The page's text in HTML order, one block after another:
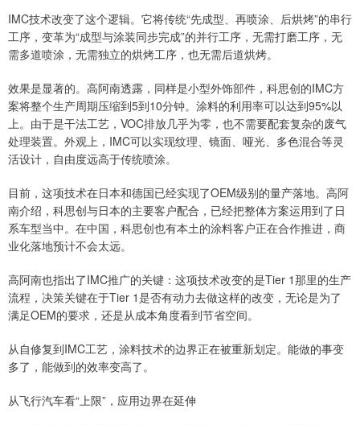
IMC技术改变了这个逻辑。它将传统“先成型、再喷涂、后烘烤”的串行
工序，变革为“成型与涂装同步完成”的并行工序，无需打磨工序，无
需多道喷涂，无需独立的烘烤工序，也无需后道烘烤。
效果是显著的。高阿南透露，同样是小型外饰部件，科思创的IMC方
案将整个生产周期压缩到5到10分钟。涂料的利用率可以达到95%以
上。由于是干法工艺，VOC排放几乎为零，也不需要配套复杂的废气
处理装置。外观上，IMC可以实现纹理、镜面、哑光、多色混合等灵
活设计，自由度远高于传统喷涂。
目前，这项技术在日本和德国已经实现了OEM级别的量产落地。高阿
南介绍，科思创与日本的主要客户配合，已经把整体方案运用到了日
系车型当中。在中国，科思创也有本土的涂料客户正在合作推进，商
业化落地预计不会太远。
高阿南也指出了IMC推广的关键：这项技术改变的是Tier 1那里的生产
流程，决策关键在于Tier 1是否有动力去做这样的改变，无论是为了
满足OEM的要求，还是从成本角度看到节省空间。
从自修复到IMC工艺，涂料技术的边界正在被重新划定。能做的事变
多了，能做到的效率变高了。
从飞行汽车看“上限”，应用边界在延伸